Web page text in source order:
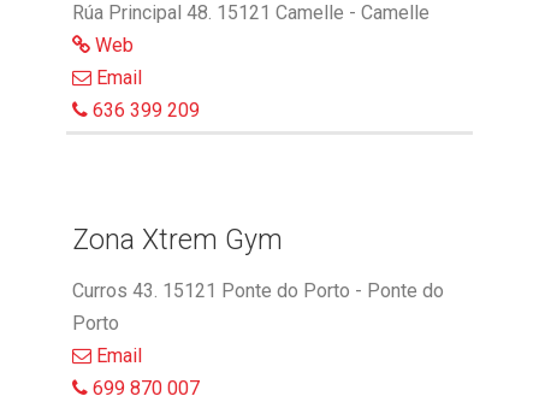
Rúa Principal 48. 15121 Camelle - Camelle
Web
Email
636 399 209
Zona Xtrem Gym
Curros 43. 15121 Ponte do Porto - Ponte do
Porto
Email
699 870 007